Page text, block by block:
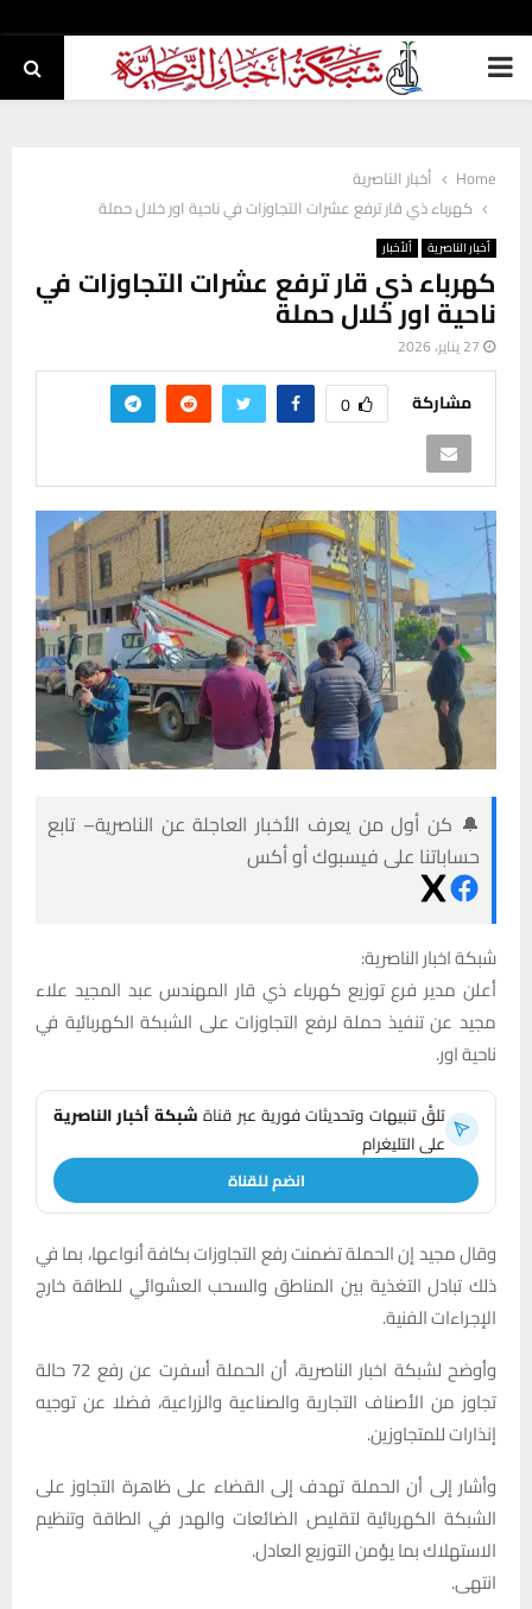
PRIMARY
Home
أخبار الناصرية
كهرباء ذي قار ترفع عشرات التجاوزات في ناحية اور خلال حملة
أخبار الناصرية ألأخبار
كهرباء ذي قار ترفع عشرات التجاوزات في
ناحية اور خلال حملة
27 يناير، 2026
مشاركة 0
🔔 كن أول من يعرف الأخبار العاجلة عن الناصرية– تابع
حساباتنا على فيسبوك أو أكس
شبكة اخبار الناصرية:
أعلن مدير فرع توزيع كهرباء ذي قار المهندس عبد المجيد علاء
مجيد عن تنفيذ حملة لرفع التجاوزات على الشبكة الكهربائية في
ناحية اور.
تلقَّ تنبيهات وتحديثات فورية عبر قناةشبكة أخبار الناصرية
على التليغرام
انضم للقناة
وقال مجيد إن الحملة تضمنت رفع التجاوزات بكافة أنواعها، بما في
ذلك تبادل التغذية بين المناطق والسحب العشوائي للطاقة خارج
الإجراءات الفنية.
وأوضح لشبكة اخبار الناصرية، أن الحملة أسفرت عن رفع 72 حالة
تجاوز من الأصناف التجارية والصناعية والزراعية، فضلا عن توجيه
إنذارات للمتجاوزين.
وأشار إلى أن الحملة تهدف إلى القضاء على ظاهرة التجاوز على
الشبكة الكهربائية لتقليص الضائعات والهدر في الطاقة وتنظيم
الاستهلاك بما يؤمن التوزيع العادل.
انتهى.